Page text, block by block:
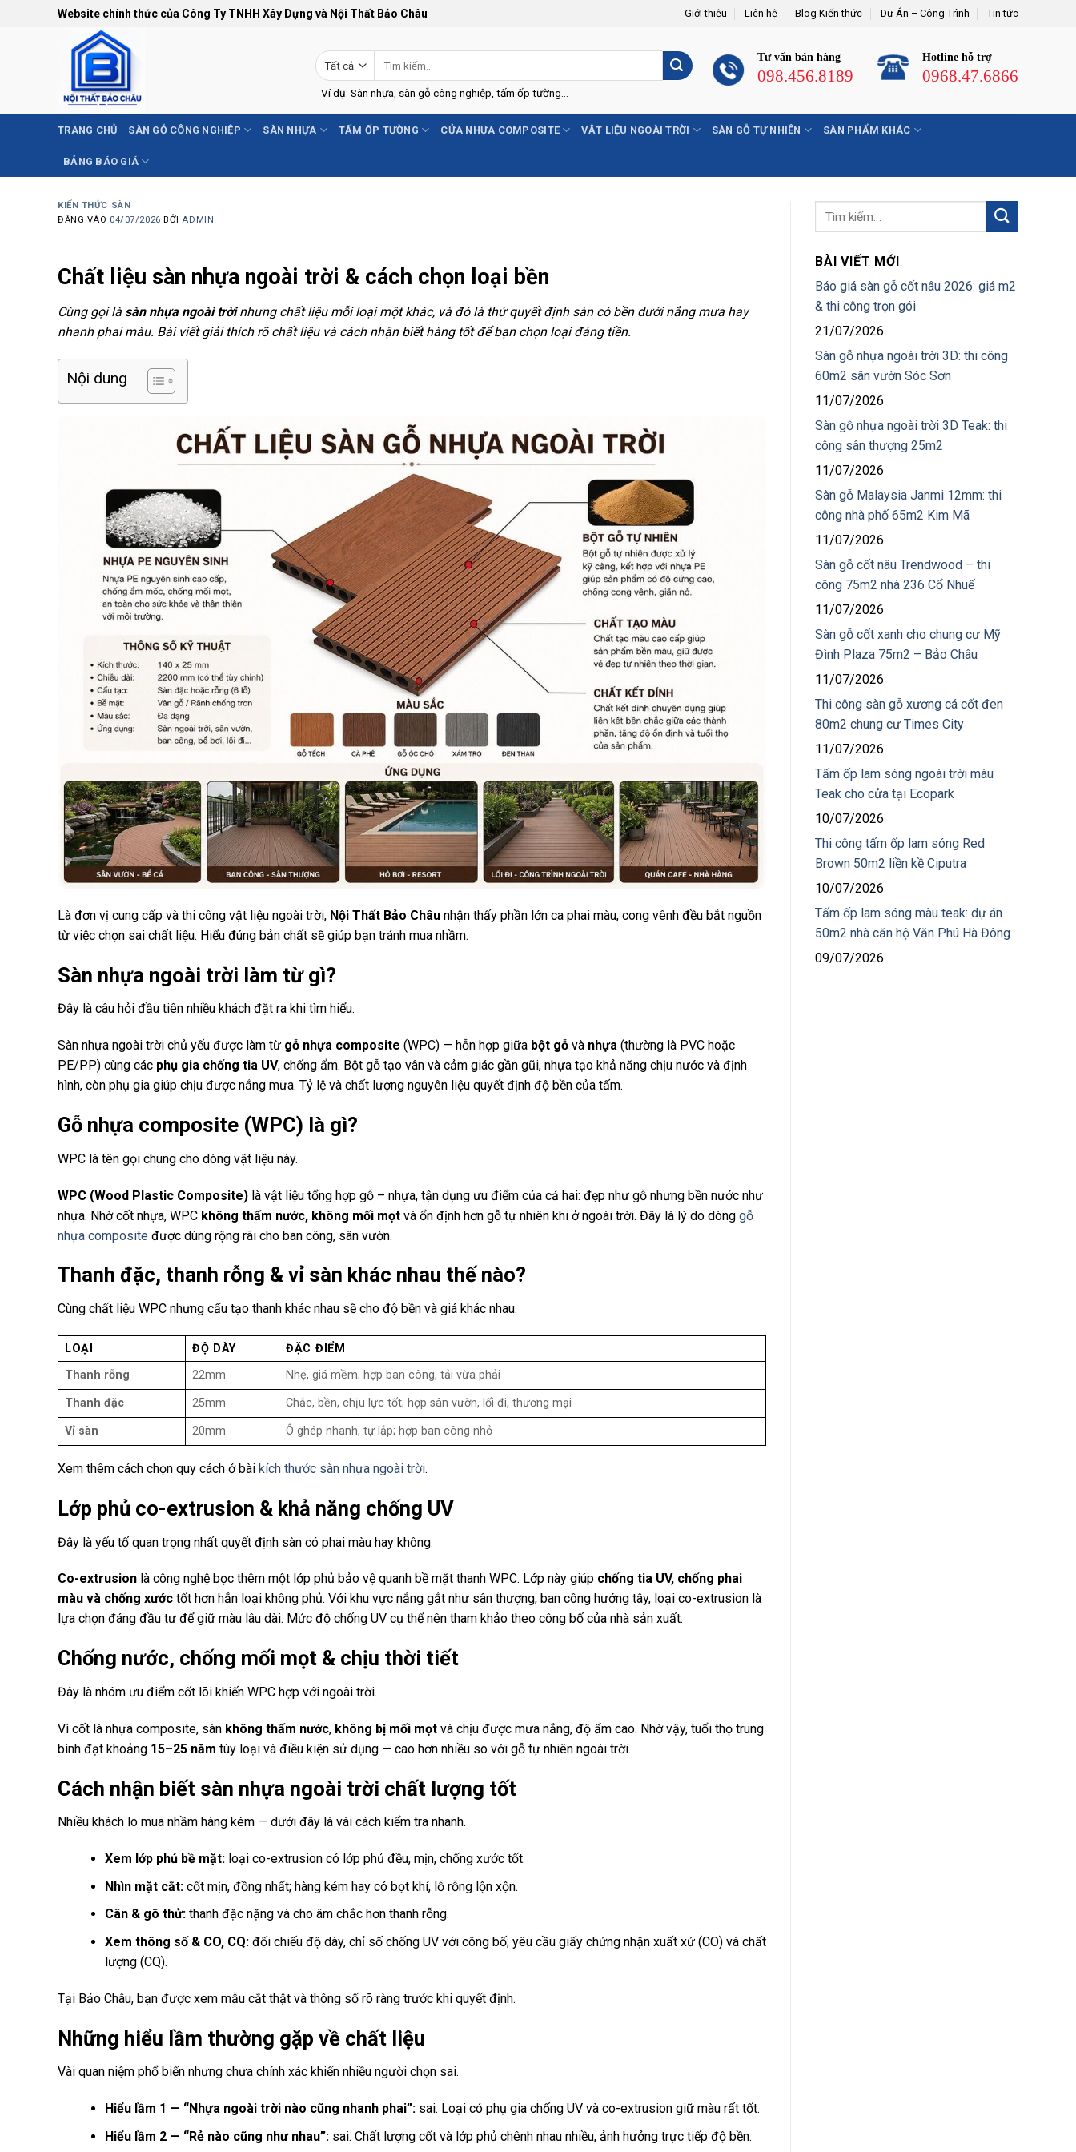
Website chính thức của Công Ty TNHH Xây Dựng và Nội Thất Bảo Châu Giới thiệu Liên hệ Blog Kiến thức Dự Án – Công Trình Tin tức
kiếm:
Ví dụ: Sàn nhựa, sàn gỗ công nghiệp, tấm ốp tường...
Tư vấn bán hàng
098.456.8189
Hotline hỗ trợ
0968.47.6866
TRANG CHỦ SÀN GỖ CÔNG NGHIỆP SÀN NHỰA TẤM ỐP TƯỜNG CỬA NHỰA COMPOSITE VẬT LIỆU NGOÀI TRỜI SÀN GỖ TỰ NHIÊN SÀN PHẨM KHÁC
BẢNG BÁO GIÁ
KIẾN THỨC SÀN
ĐĂNG VÀO 04/07/2026 BỞI ADMIN
Chất liệu sàn nhựa ngoài trời & cách chọn loại bền
Cùng gọi là sàn nhựa ngoài trờinhưng chất liệu mỗi loại một khác, và đó là thứ quyết định sàn có bền dưới nắng mưa hay
nhanh phai màu. Bài viết giải thích rõ chất liệu và cách nhận biết hàng tốt để bạn chọn loại đáng tiền.
Nội dung
Là đơn vị cung cấp và thi công vật liệu ngoài trời, Nội Thất Bảo Châu nhận thấy phần lớn ca phai màu, cong vênh đều bắt nguồn
từ việc chọn sai chất liệu. Hiểu đúng bản chất sẽ giúp bạn tránh mua nhầm.
Sàn nhựa ngoài trời làm từ gì?
Đây là câu hỏi đầu tiên nhiều khách đặt ra khi tìm hiểu.
Sàn nhựa ngoài trời chủ yếu được làm từ gỗ nhựa composite (WPC) — hỗn hợp giữa bột gỗ và nhựa (thường là PVC hoặc
PE/PP) cùng các phụ gia chống tia UV, chống ẩm. Bột gỗ tạo vân và cảm giác gần gũi, nhựa tạo khả năng chịu nước và định
hình, còn phụ gia giúp chịu được nắng mưa. Tỷ lệ và chất lượng nguyên liệu quyết định độ bền của tấm.
Gỗ nhựa composite (WPC) là gì?
WPC là tên gọi chung cho dòng vật liệu này.
WPC (Wood Plastic Composite) là vật liệu tổng hợp gỗ – nhựa, tận dụng ưu điểm của cả hai: đẹp như gỗ nhưng bền nước như
nhựa. Nhờ cốt nhựa, WPC không thấm nước, không mối mọt và ổn định hơn gỗ tự nhiên khi ở ngoài trời. Đây là lý do dòng gỗ
nhựa composite được dùng rộng rãi cho ban công, sân vườn.
Thanh đặc, thanh rỗng & vỉ sàn khác nhau thế nào?
Cùng chất liệu WPC nhưng cấu tạo thanh khác nhau sẽ cho độ bền và giá khác nhau.
LOẠI ĐỘ DÀY
ĐẶC ĐIỂM
Thanh rỗng
22mm Nhẹ, giá mềm; hợp ban công, tải vừa phải
Thanh đặc 25mm Chắc, bền, chịu lực tốt; hợp sân vườn, lối đi, thương mại
Vỉ sàn 20mm Ô ghép nhanh, tự lắp; hợp ban công nhỏ
Xem thêm cách chọn quy cách ở bài kích thước sàn nhựa ngoài trời.
Lớp phủ co-extrusion & khả năng chống UV
Đây là yếu tố quan trọng nhất quyết định sàn có phai màu hay không.
Co-extrusion là công nghệ bọc thêm một lớp phủ bảo vệ quanh bề mặt thanh WPC. Lớp này giúp chống tia UV, chống phai
màu và chống xước tốt hơn hẳn loại không phủ. Với khu vực nắng gắt như sân thượng, ban công hướng tây, loại co-extrusion là
lựa chọn đáng đầu tư để giữ màu lâu dài. Mức độ chống UV cụ thể nên tham khảo theo công bố của nhà sản xuất.
Chống nước, chống mối mọt & chịu thời tiết
Đây là nhóm ưu điểm cốt lõi khiến WPC hợp với ngoài trời.
Vì cốt là nhựa composite, sàn không thấm nước, không bị mối mọt và chịu được mưa nắng, độ ẩm cao. Nhờ vậy, tuổi thọ trung
bình đạt khoảng 15–25 năm tùy loại và điều kiện sử dụng — cao hơn nhiều so với gỗ tự nhiên ngoài trời.
Cách nhận biết sàn nhựa ngoài trời chất lượng tốt
Nhiều khách lo mua nhầm hàng kém — dưới đây là vài cách kiểm tra nhanh.
Xem lớp phủ bề mặt:loại co-extrusion có lớp phủ đều, mịn, chống xước tốt.
Nhìn mặt cắt:cốt mịn, đồng nhất; hàng kém hay có bọt khí, lỗ rỗng lộn xộn.
Cân & gõ thử:thanh đặc nặng và cho âm chắc hơn thanh rỗng.
Xem thông số & CO, CQ:đối chiếu độ dày, chỉ số chống UV với công bố; yêu cầu giấy chứng nhận xuất xứ (CO) và chất
lượng (CQ).
Tại Bảo Châu, bạn được xem mẫu cắt thật và thông số rõ ràng trước khi quyết định.
Những hiểu lầm thường gặp về chất liệu
Vài quan niệm phổ biến nhưng chưa chính xác khiến nhiều người chọn sai.
Hiểu lầm 1 — “Nhựa ngoài trời nào cũng nhanh phai”:sai. Loại có phụ gia chống UV và co-extrusion giữ màu rất tốt.
Hiểu lầm 2 — “Rẻ nào cũng như nhau”:sai. Chất lượng cốt và lớp phủ chênh nhau nhiều, ảnh hưởng trực tiếp độ bền.
BÀI VIẾT MỚI
Báo giá sàn gỗ cốt nâu 2026: giá m2
& thi công trọn gói
21/07/2026
Sàn gỗ nhựa ngoài trời 3D: thi công
60m2 sân vườn Sóc Sơn
11/07/2026
Sàn gỗ nhựa ngoài trời 3D Teak: thi
công sân thượng 25m2
11/07/2026
Sàn gỗ Malaysia Janmi 12mm: thi
công nhà phố 65m2 Kim Mã
11/07/2026
Sàn gỗ cốt nâu Trendwood – thi
công 75m2 nhà 236 Cổ Nhuế
11/07/2026
Sàn gỗ cốt xanh cho chung cư Mỹ
Đình Plaza 75m2 – Bảo Châu
11/07/2026
Thi công sàn gỗ xương cá cốt đen
80m2 chung cư Times City
11/07/2026
Tấm ốp lam sóng ngoài trời màu
Teak cho cửa tại Ecopark
10/07/2026
Thi công tấm ốp lam sóng Red
Brown 50m2 liền kề Ciputra
10/07/2026
Tấm ốp lam sóng màu teak: dự án
50m2 nhà căn hộ Văn Phú Hà Đông
09/07/2026